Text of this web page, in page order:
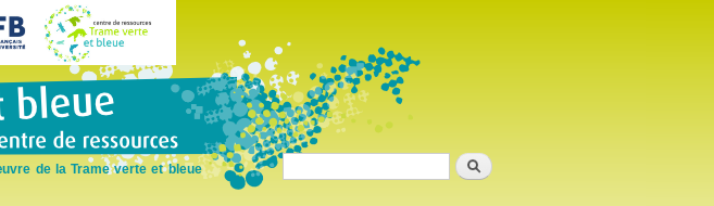
de la Trame verte et bleue